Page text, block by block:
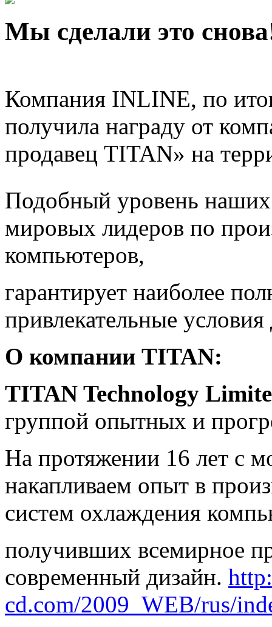
Мы сделали это
Компания INLINE, по
получила награду от
продавец TITAN» на
Подобный уровень
мировых лидеров по
компьютеров,
гарантирует наиболее
привлекательные
О компании TITAN:
TITAN Technology
группой опытных и
На протяжении 16 лет с
накапливаем опыт в
систем охлаждения
получивших всемирное
современный дизайн.
cd.com/2009_WEB/rus/